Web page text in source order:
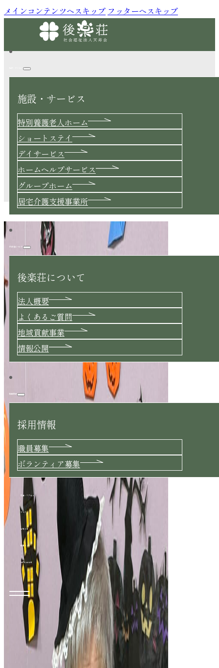
メインコンテンツへスキップ フッターへスキップ
施設・サービス
施設・サービス
特別養護老人ホーム
ショートステイ
デイサービス
ホームヘルプサービス
グループホーム
居宅介護支援事業所
後楽荘について
後楽荘について
法人概要
よくあるご質問
地域貢献事業
情報公開
採用情報
採用情報
職員募集
ボランティア募集
交通・アクセス
ブログ
お知らせ
関連リンク
お問い合わせ
Blog
続・続・霜月の美容室はいかがですか？？？
2025.11.29 |特別養護老人ホーム